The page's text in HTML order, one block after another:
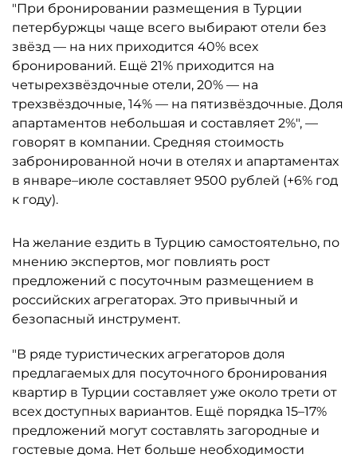
"При бронировании размещения в Турции
петербуржцы чаще всего выбирают отели без
звёзд — на них приходится 40% всех
бронирований. Ещё 21% приходится на
четырехзвёздочные отели, 20% — на
трехзвёздочные, 14% — на пятизвёздочные. Доля
апартаментов небольшая и составляет 2%", —
говорят в компании. Средняя стоимость
забронированной ночи в отелях и апартаментах
в январе–июле составляет 9500 рублей (+6% год
к году).
На желание ездить в Турцию самостоятельно, по
мнению экспертов, мог повлиять рост
предложений с посуточным размещением в
российских агрегаторах. Это привычный и
безопасный инструмент.
"В ряде туристических агрегаторов доля
предлагаемых для посуточного бронирования
квартир в Турции составляет уже около трети от
всех доступных вариантов. Ещё порядка 15–17%
предложений могут составлять загородные и
гостевые дома. Нет больше необходимости